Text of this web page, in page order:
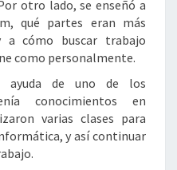
otro lado, se enseñó a
qué partes eran más
a cómo buscar trabajo
como personalmente.
ayuda de uno de los
conocimientos en
varias clases para
y así continuar